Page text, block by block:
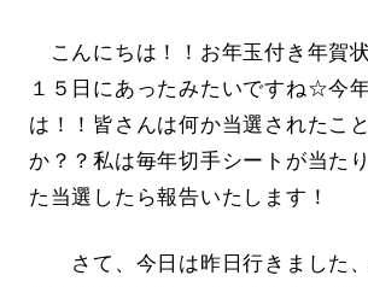
こんにちは！！お年玉付き年賀
１５日にあったみたいですね☆今
は！！皆さんは何か当選されたこ
か？？私は毎年切手シートが当た
た当選したら報告いたします！
さて、今日は昨日行きました